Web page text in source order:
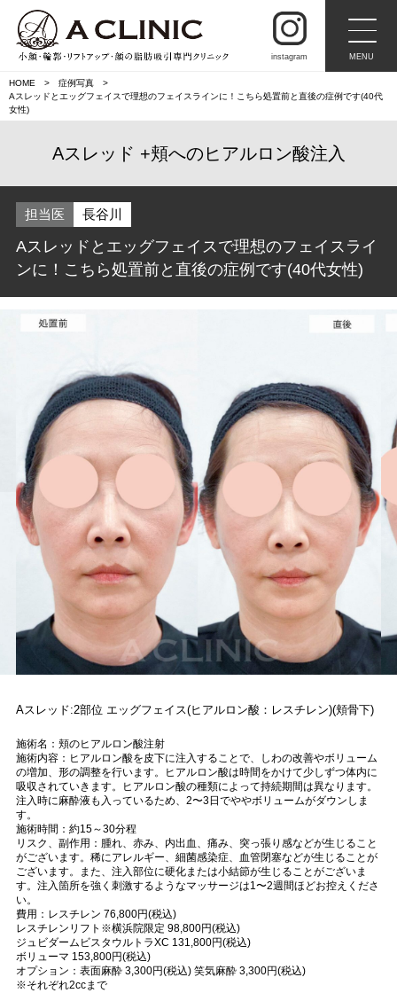
instagram MENU
HOME
症例写真
Aスレッドとエッグフェイスで理想のフェイスラインに！こちら処置前と直後の症例です(40代
女性)
Aスレッド 頬へのヒアルロン酸注入
担当医 長谷川
Aスレッドとエッグフェイスで理想のフェイスライ
ンに！こちら処置前と直後の症例です(40代女性)
Aスレッド:2部位 エッグフェイス(ヒアルロン酸：レスチレン)(頬骨下)
施術名：頬のヒアルロン酸注射
施術内容：ヒアルロン酸を皮下に注入することで、しわの改善やボリューム
の増加、形の調整を行います。ヒアルロン酸は時間をかけて少しずつ体内に
吸収されていきます。ヒアルロン酸の種類によって持続期間は異なります。
注入時に麻酔液も入っているため、2〜3日でややボリュームがダウンしま
す。
施術時間：約15～30分程
リスク、副作用：腫れ、赤み、内出血、痛み、突っ張り感などが生じること
がございます。稀にアレルギー、細菌感染症、血管閉塞などが生じることが
ございます。また、注入部位に硬化または小結節が生じることがございま
す。注入箇所を強く刺激するようなマッサージは1〜2週間ほどお控えくださ
い。
費用：レスチレン 76,800円(税込)
レスチレンリフト※横浜院限定 98,800円(税込)
ジュビダームビスタウルトラXC 131,800円(税込)
ボリューマ 153,800円(税込)
オプション：表面麻酔 3,300円(税込) 笑気麻酔 3,300円(税込)
※それぞれ2ccまで